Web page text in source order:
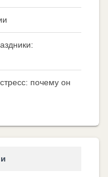
почему он